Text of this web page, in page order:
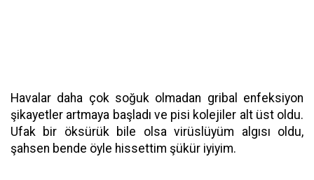
Havalar daha çok soğuk olmadan gribal enfeksiyon
şikayetler artmaya başladı ve pisi kolejiler alt üst oldu.
Ufak bir öksürük bile olsa virüslüyüm algısı oldu,
şahsen bende öyle hissettim şükür iyiyim.